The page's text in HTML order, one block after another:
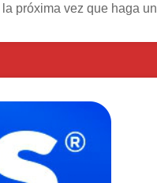
próxima vez que haga un